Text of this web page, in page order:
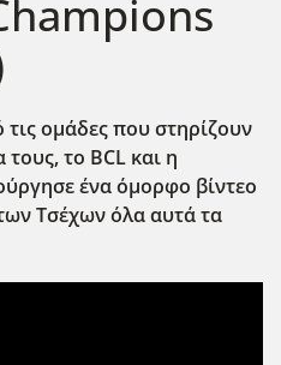
ομάδες που στηρίζουν
τους, το BCL και η
ένα όμορφο βίντεο
Τσέχων όλα αυτά τα